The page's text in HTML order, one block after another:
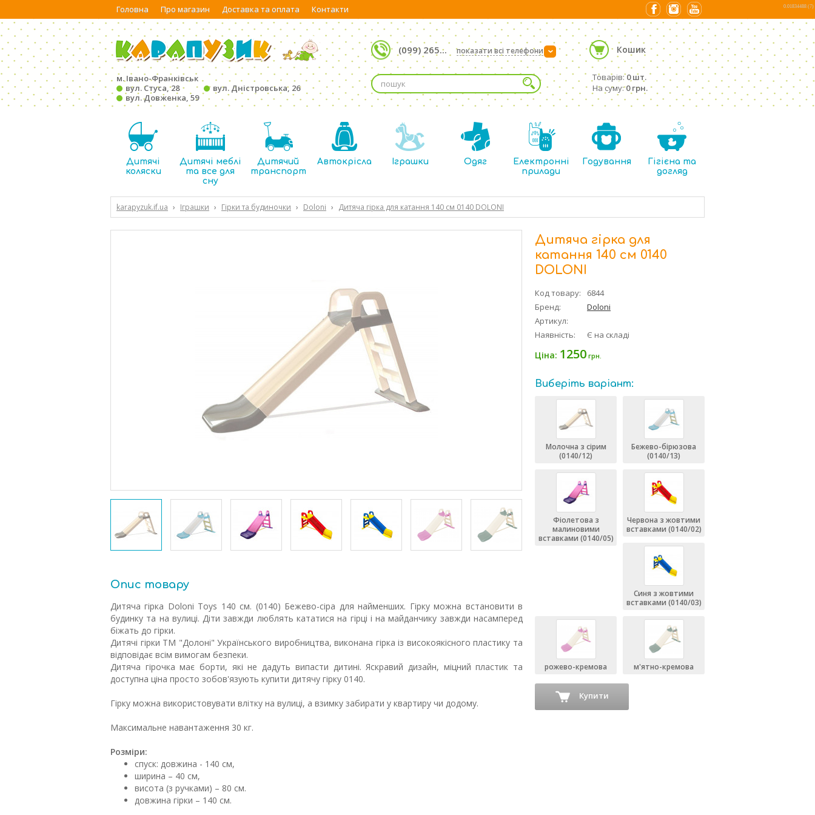
Головна Про магазин Доставка та оплата Контакти
м. Івано-Франківськ
вул. Стуса, 28
вул. Дністровська, 26
вул. Довженка, 59
(099) 265... ›
показати всі телефони Кошик
Товарів:0 шт.
На суму:0 грн.
Дитячі
коляски
Дитячі меблі
та все для
сну
Дитячий
транспорт
Автокрісла Іграшки Одяг
Електронні
прилади
Годування
Гігієна та
догляд
karapyzuk.if.ua › Іграшки › Гірки та будиночки › Doloni › Дитяча гірка для катання 140 см 0140 DOLONI
Дитяча гірка для
катання 140 см 0140
DOLONI
Код товару:
6844
Бренд:
Doloni
Артикул:
Наявність:
Є на складі
Ціна: 1250 грн.
Виберіть варіант:
Молочна з сірим
(0140/12)
Бежево-бірюзова
(0140/13)
Фіолетова з
малиновими
вставками (0140/05)
Червона з жовтими
вставками (0140/02)
Синя з жовтими
вставками (0140/03)
рожево-кремова м'ятно-кремова
Купити
Опис товару
Дитяча гірка Doloni Toys 140 см. (0140) Бежево-сіра для найменших. Гірку можна встановити в
будинку та на вулиці. Діти завжди люблять кататися на гірці і на майданчику завжди насамперед
біжать до гірки.
Дитячі гірки ТМ "Долоні" Українського виробництва, виконана гірка із високоякісного пластику та
відповідає всім вимогам безпеки.
Дитяча гірочка має борти, які не дадуть випасти дитині. Яскравий дизайн, міцний пластик та
доступна ціна просто зобов'язують купити дитячу гірку 0140.
Гірку можна використовувати влітку на вулиці, а взимку забирати у квартиру чи додому.
Максимальне навантаження 30 кг.
Розміри:
спуск: довжина - 140 см,
ширина – 40 см,
висота (з ручками) – 80 см.
довжина гірки – 140 см.
0.01834488 (7)